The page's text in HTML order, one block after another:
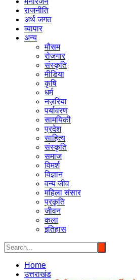
राजनीति
अर्थ जगत
व्यापार
अन्य
मौसम
रोजगार
संस्कृति
मीडिया
कृषि
धर्म
नज़रिया
पर्यावरण
सामयिकी
प्रदेश
साहित्य
संस्कृति
समाज
विमर्श
विज्ञान
वन्य जीव
महिला संसार
प्रकृति
जीवन
कला
इतिहास
Home
उत्तराखंड